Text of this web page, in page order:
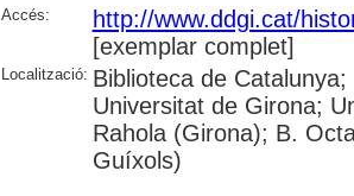
Accés:
http://www.ddgi.cat/
[exemplar complet]
Localització: Biblioteca de
Universitat de Girona;
Rahola (Girona); B.
Guíxols)